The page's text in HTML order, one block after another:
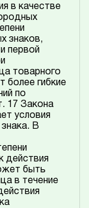
в качестве
знаков,
первой
товарного
более гибкие
по
17 Закона
условия
В
действия
быть
в течение